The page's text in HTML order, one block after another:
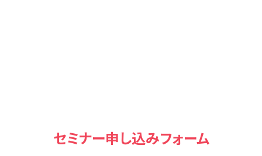
セミナー申し込みフォーム